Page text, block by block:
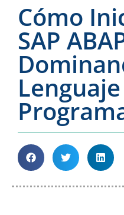
Cómo
SAP